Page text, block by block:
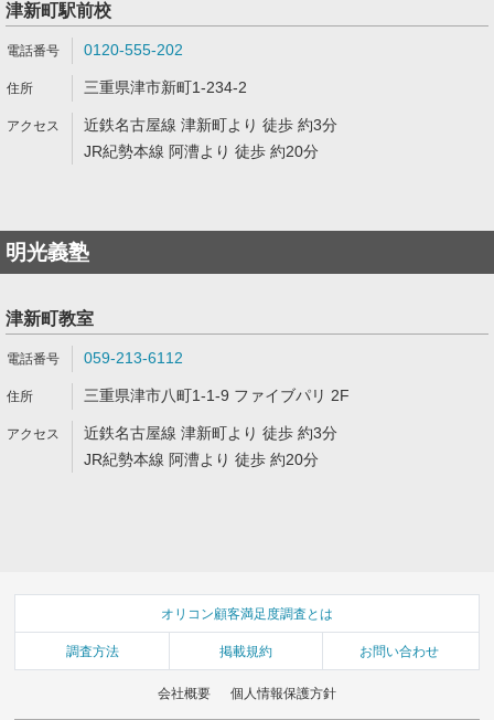
津新町駅前校
0120-555-202
三重県津市新町1-234-2
近鉄名古屋線 津新町より 徒歩 約3分
JR紀勢本線 阿漕より 徒歩 約20分
明光義塾
津新町教室
059-213-6112
三重県津市八町1-1-9 ファイブパリ 2F
近鉄名古屋線 津新町より 徒歩 約3分
JR紀勢本線 阿漕より 徒歩 約20分
オリコン顧客満足度調査とは
調査方法 掲載規約 お問い合わせ
会社概要 個人情報保護方針